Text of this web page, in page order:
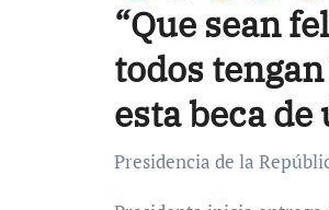
“Que sean
todos
esta beca
Presidencia de la